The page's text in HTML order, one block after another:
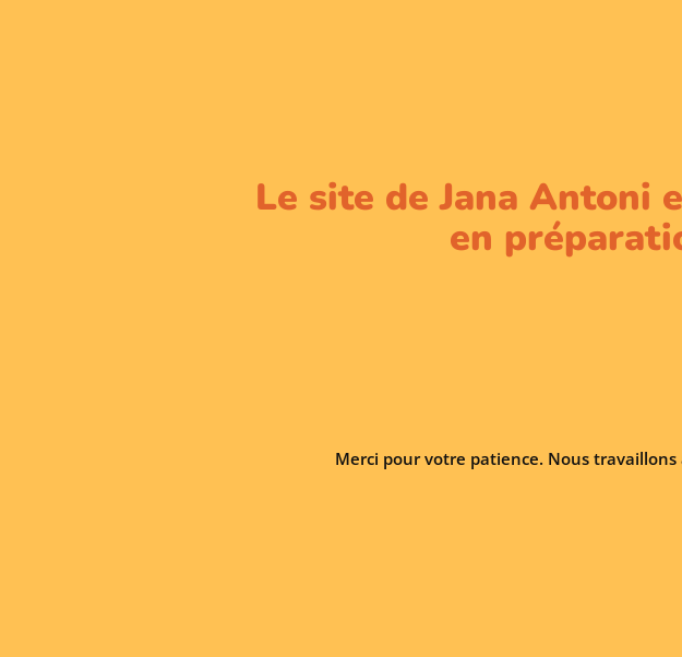
Le site de Jana Antoni
en
Merci pour votre patience. Nous